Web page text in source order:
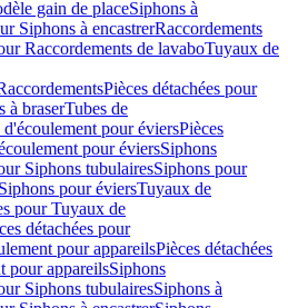
gain de placeSiphons à
Siphons à encastrerRaccordements
Raccordements de lavaboTuyaux de
Pièces détachées pour
à braserTubes de
pour éviersPièces
pour éviersSiphons
Siphons tubulairesSiphons pour
pour éviersTuyaux de
pour Tuyaux de
détachées pour
pour appareilsPièces détachées
pour appareilsSiphons
Siphons tubulairesSiphons à